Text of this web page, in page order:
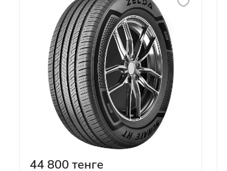
44 800 тенге